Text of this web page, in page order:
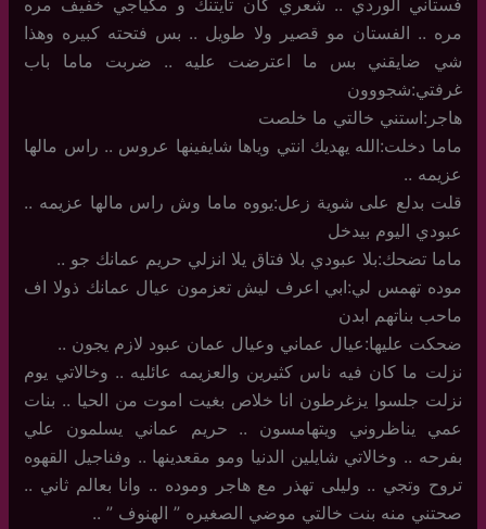
فستاني الوردي .. شعري كان تايتنك و مكياجي خفيف مره
مره .. الفستان مو قصير ولا طويل .. بس فتحته كبيره وهذا
شي ضايقني بس ما اعترضت عليه .. ضربت ماما باب
غرفتي:شجووون
هاجر:استني خالتي ما خلصت
ماما دخلت:الله يهديك انتي وياها شايفينها عروس .. راس مالها
عزيمه ..
قلت بدلع على شوية زعل:يووه ماما وش راس مالها عزيمه ..
عبودي اليوم بيدخل
ماما تضحك:بلا عبودي بلا فتاق يلا انزلي حريم عمانك جو ..
موده تهمس لي:ابي اعرف ليش تعزمون عيال عمانك ذولا اف
ماحب بناتهم ابدن
ضحكت عليها:عيال عماني وعيال عمان عبود لازم يجون ..
نزلت ما كان فيه ناس كثيرين والعزيمه عائليه .. وخالاتي يوم
نزلت جلسوا يزغرطون انا خلاص بغيت اموت من الحيا .. بنات
عمي يناظروني ويتهامسون .. حريم عماني يسلمون علي
بفرحه .. وخالاتي شايلين الدنيا ومو مقعدينها .. وفناجيل القهوه
تروح وتجي .. وليلى تهذر مع هاجر وموده .. وانا بعالم ثاني ..
صحتني منه بنت خالتي موضي الصغيره ” الهنوف ” ..